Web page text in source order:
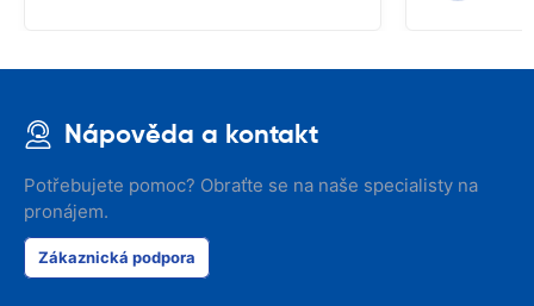
Nápověda a kontakt
Potřebujete pomoc? Obraťte se na naše specialisty na
pronájem.
Zákaznická podpora